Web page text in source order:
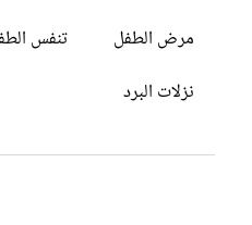
مرض الطفل
تنفس
نزلات البرد